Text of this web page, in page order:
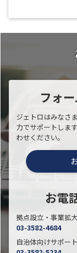
フォ
ジェトロはみなさ
力でサポートしま
わせください。
お電
拠点設立・事業拡
03-3582-4684
自治体向けサポー